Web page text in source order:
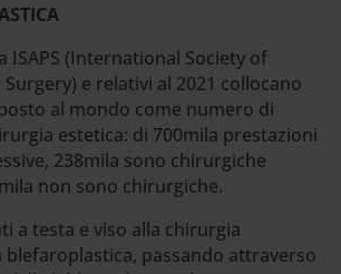
ISAPS (International Society of
e relativi al 2021 collocano
al mondo come numero di
estetica: di 700mila prestazioni
238mila sono chirurgiche
non sono chirurgiche.
a testa e viso alla chirurgia
blefaroplastica, passando attraverso